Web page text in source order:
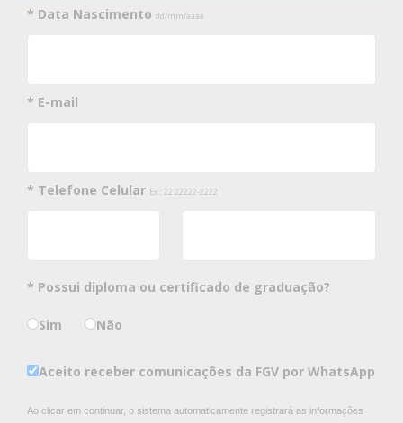
* Data Nascimento dd/mm/aaaa
* E-mail
* Telefone Celular Ex.: 22 22222-2222
* Possui diploma ou certificado de graduação?
Sim Não
Aceito receber comunicações da FGV por WhatsApp
Ao clicar em continuar, o sistema automaticamente registrará as informações